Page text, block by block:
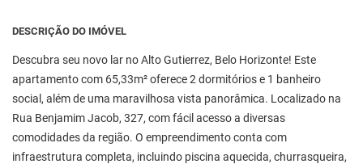
DESCRIÇÃO DO IMÓVEL
Descubra seu novo lar no Alto Gutierrez, Belo Horizonte! Este
apartamento com 65,33m² oferece 2 dormitórios e 1 banheiro
social, além de uma maravilhosa vista panorâmica. Localizado na
Rua Benjamim Jacob, 327, com fácil acesso a diversas
comodidades da região. O empreendimento conta com
infraestrutura completa, incluindo piscina aquecida, churrasqueira,